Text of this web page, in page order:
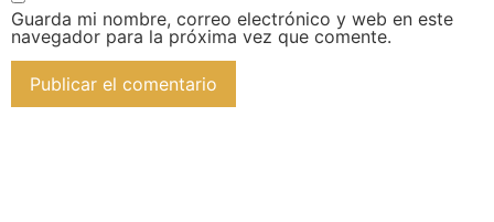
Guarda mi nombre, correo electrónico y web en este
navegador para la próxima vez que comente.